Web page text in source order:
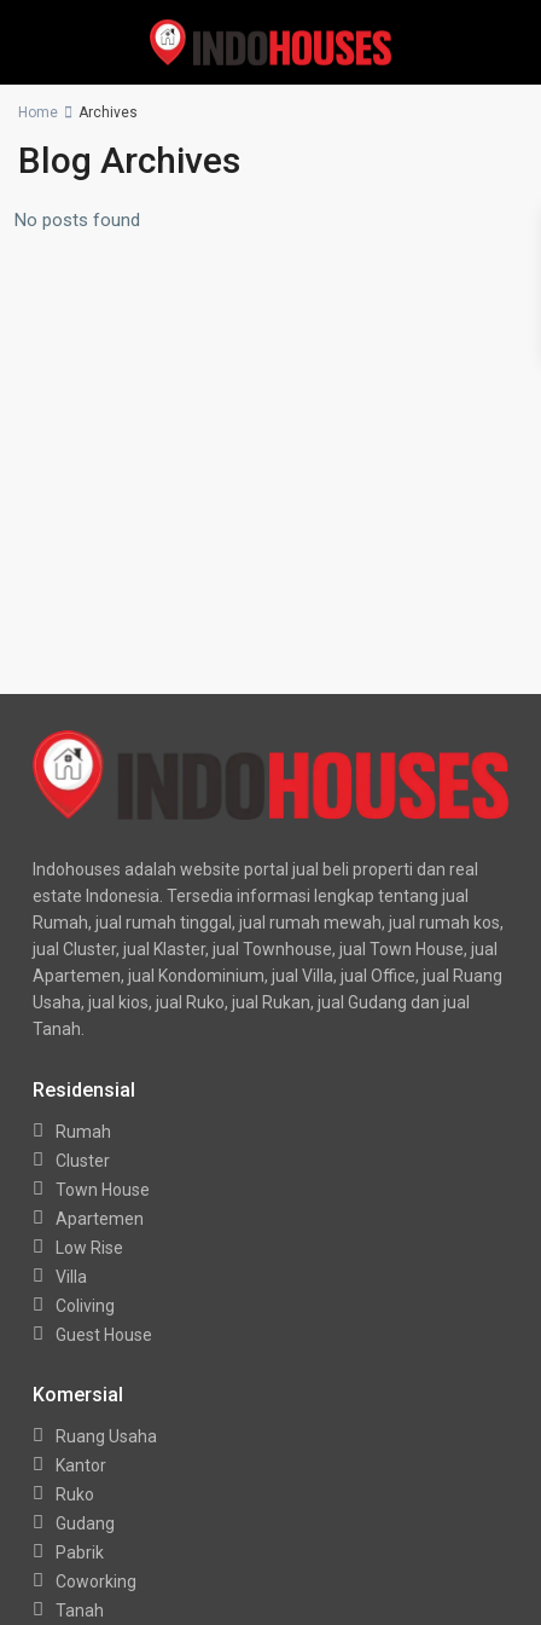
Home Archives
Blog Archives
No posts found
Indohouses adalah website portal jual beli properti dan real
estate Indonesia. Tersedia informasi lengkap tentang jual
Rumah, jual rumah tinggal, jual rumah mewah, jual rumah kos,
jual Cluster, jual Klaster, jual Townhouse, jual Town House, jual
Apartemen, jual Kondominium, jual Villa, jual Office, jual Ruang
Usaha, jual kios, jual Ruko, jual Rukan, jual Gudang dan jual
Tanah.
Residensial
Rumah
Cluster
Town House
Apartemen
Low Rise
Villa
Coliving
Guest House
Komersial
Ruang Usaha
Kantor
Ruko
Gudang
Pabrik
Coworking
Tanah